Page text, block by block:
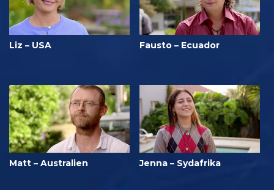
Liz – USA Fausto – Ecuador
Matt – Australien Jenna – Sydafrika